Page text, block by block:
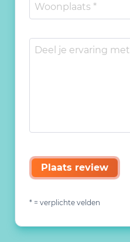
Plaats review
* = verplichte velden